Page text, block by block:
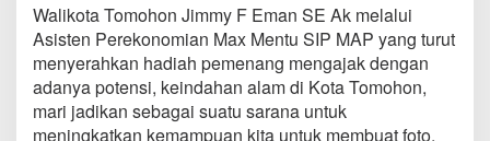
e
s
e
l
a
r
Walikota Tomohon Jimmy F Eman SE Ak melalui
Asisten Perekonomian Max Mentu SIP MAP yang turut
menyerahkan hadiah pemenang mengajak dengan
adanya potensi, keindahan alam di Kota Tomohon,
mari jadikan sebagai suatu sarana untuk
meningkatkan kemampuan kita untuk membuat foto,